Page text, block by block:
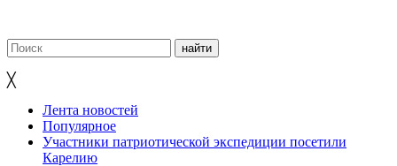
╳
Лента новостей
Популярное
Участники патриотической экспедиции посетили
Карелию